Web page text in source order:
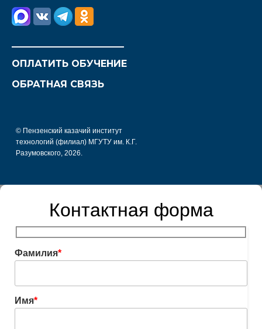
ОПЛАТИТЬ ОБУЧЕНИЕ
ОБРАТНАЯ СВЯЗЬ
© Пензенский казачий институт
технологий (филиал) МГУТУ им. К.Г.
Разумовского, 2026.
Контактная форма
Фамилия*
Имя*